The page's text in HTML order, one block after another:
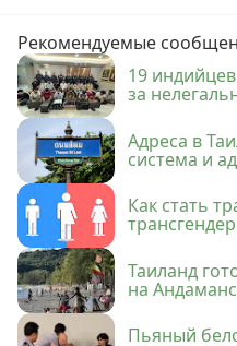
Рекомендуемые
19
за
Адреса в
система и
Как стать
Таиланд
на
Пьяный